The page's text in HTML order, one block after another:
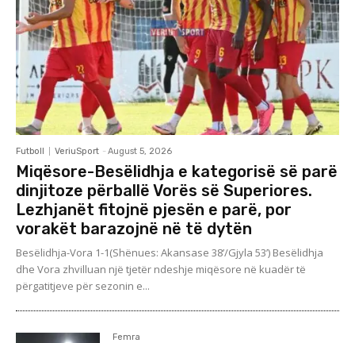
Futboll VeriuSport - August 5, 2026
Miqësore-Besëlidhja e kategorisë së parë
dinjitoze përballë Vorës së Superiores.
Lezhjanët fitojnë pjesën e parë, por
vorakët barazojnë në të dytën
Besëlidhja-Vora 1-1(Shënues: Akansase 38’/Gjyla 53’) Besëlidhja
dhe Vora zhvilluan një tjetër ndeshje miqësore në kuadër të
përgatitjeve për sezonin e...
Femra